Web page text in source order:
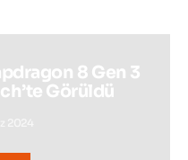
8 Gen 3
Görüldü